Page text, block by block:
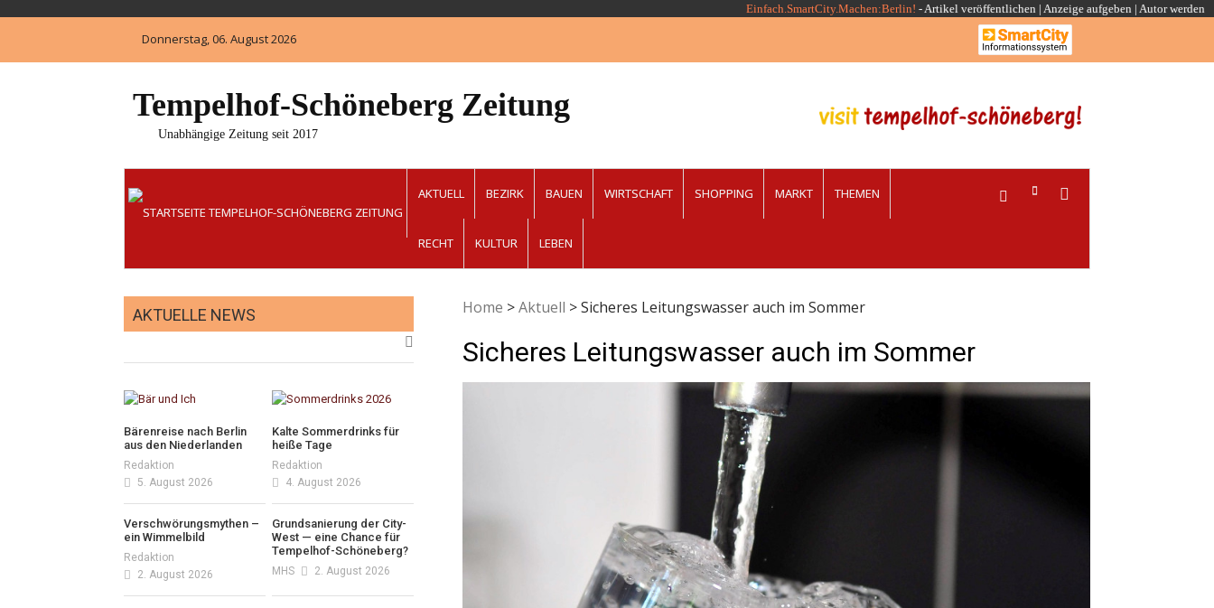
Einfach.SmartCity.Machen:Berlin! -Artikel veröffentlichen | Anzeige aufgeben | Autor werden
Donnerstag, 06. August 2026
Tempelhof-Schöneberg Zeitung
Unabhängige Zeitung seit 2017
AKTUELL BEZIRK BAUEN WIRTSCHAFT SHOPPING MARKT THEMEN
RECHT KULTUR LEBEN
Home >Aktuell >Sicheres Leitungswasser auch im Sommer
Sicheres Leitungswasser auch im Sommer
AKTUELLE NEWS
Bärenreise nach Berlin
aus den Niederlanden
Redaktion
5. August 2026
Kalte Sommerdrinks für
heiße Tage
Redaktion
4. August 2026
Verschwörungsmythen –
ein Wimmelbild
Redaktion
2. August 2026
Grundsanierung der City-
West — eine Chance für
Tempelhof-Schöneberg?
MHS 2. August 2026